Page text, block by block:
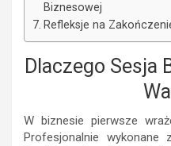
Biznesowej
Refleksje na
Dlaczego Sesja
W biznesie pierwsze
Profesjonalnie